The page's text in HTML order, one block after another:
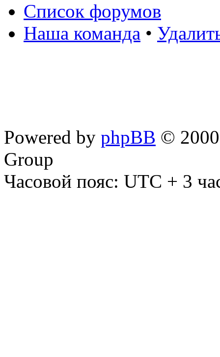
Список форумов
Наша команда •
Powered by phpBB ©
Group
Часовой пояс: UTC + 3